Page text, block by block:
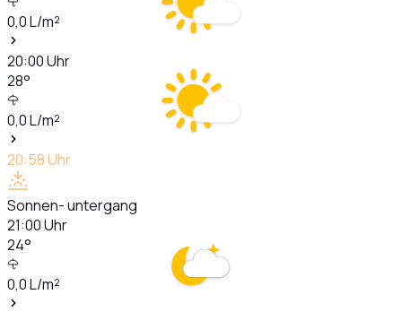
0,0L/m²
20:00Uhr
28°
0,0L/m²
20:58Uhr
Sonnen- untergang
21:00Uhr
24°
0,0L/m²